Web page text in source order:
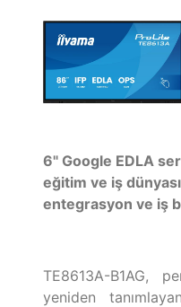
6" Google EDLA
eğitim ve iş
entegrasyon ve iş
TE8613A-B1AG,
yeniden